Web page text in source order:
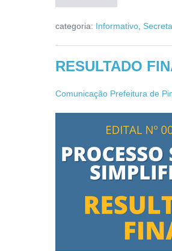
categoria: Informativo,
RESULTADO
Comunicação Prefeitura de